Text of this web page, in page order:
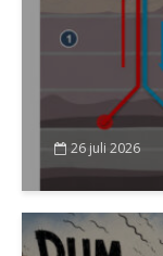
26 juli 2026